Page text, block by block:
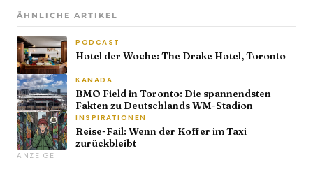
ÄHNLICHE ARTIKEL
PODCAST
Hotel der Woche: The Drake Hotel, Toronto
KANADA
BMO Field in Toronto: Die spannendsten
Fakten zu Deutschlands WM-Stadion
INSPIRATIONEN
Reise-Fail: Wenn der Koffer im Taxi
zurückbleibt
ANZEIGE